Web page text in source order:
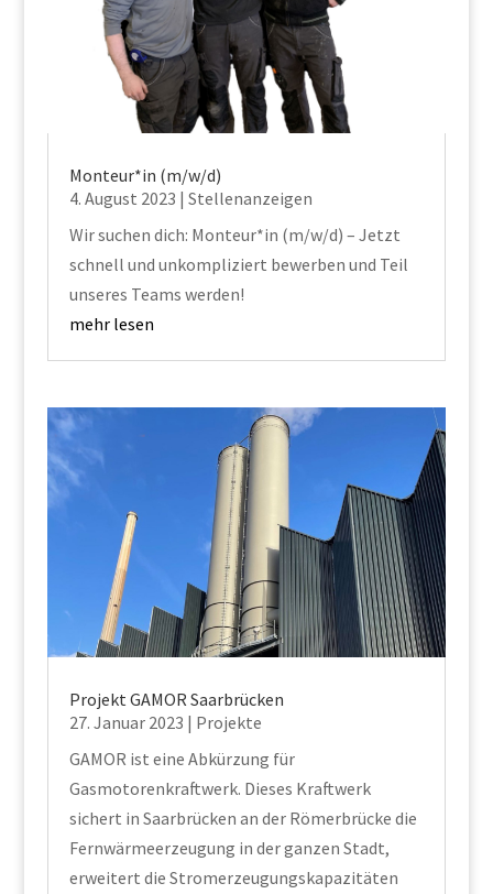
Monteur*in (m/w/d)
4. August 2023 | Stellenanzeigen
Wir suchen dich: Monteur*in (m/w/d) – Jetzt
schnell und unkompliziert bewerben und Teil
unseres Teams werden!
mehr lesen
Projekt GAMOR Saarbrücken
27. Januar 2023 | Projekte
GAMOR ist eine Abkürzung für
Gasmotorenkraftwerk. Dieses Kraftwerk
sichert in Saarbrücken an der Römerbrücke die
Fernwärmeerzeugung in der ganzen Stadt,
erweitert die Stromerzeugungskapazitäten